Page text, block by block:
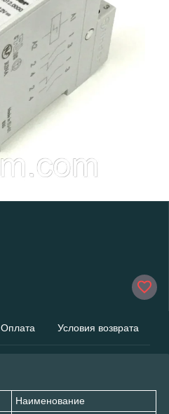
Оплата Условия возврата
Наименование